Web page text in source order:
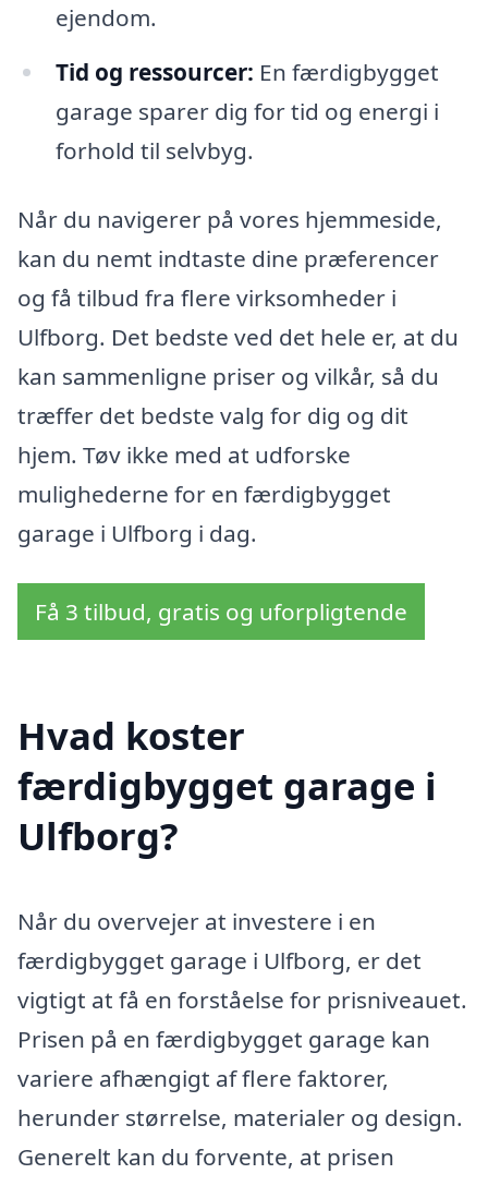
ejendom.
Tid og ressourcer: En færdigbygget
garage sparer dig for tid og energi i
forhold til selvbyg.
Når du navigerer på vores hjemmeside,
kan du nemt indtaste dine præferencer
og få tilbud fra flere virksomheder i
Ulfborg. Det bedste ved det hele er, at du
kan sammenligne priser og vilkår, så du
træffer det bedste valg for dig og dit
hjem. Tøv ikke med at udforske
mulighederne for en færdigbygget
garage i Ulfborg i dag.
Få 3 tilbud, gratis og uforpligtende
Hvad koster
færdigbygget garage i
Ulfborg?
Når du overvejer at investere i en
færdigbygget garage i Ulfborg, er det
vigtigt at få en forståelse for prisniveauet.
Prisen på en færdigbygget garage kan
variere afhængigt af flere faktorer,
herunder størrelse, materialer og design.
Generelt kan du forvente, at prisen